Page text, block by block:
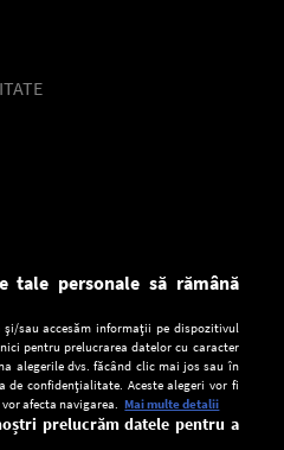
FM pentru smartphone:
tale personale să rămână
și/sau accesăm informații pe dispozitivul
pentru prelucrarea datelor cu caracter
alegerile dvs. făcând clic mai jos sau în
de confidențialitate. Aceste alegeri vor fi
afecta navigarea. Mai multe detalii
prelucrăm datele pentru a